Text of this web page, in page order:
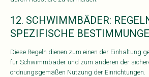
12. SCHWIMMBÄDER:
SPEZIFISCHE
Diese Regeln dienen zum einen der Einhaltung
für Schwimmbäder und zum anderen der
ordnungsgemäßen Nutzung der Einrichtungen.